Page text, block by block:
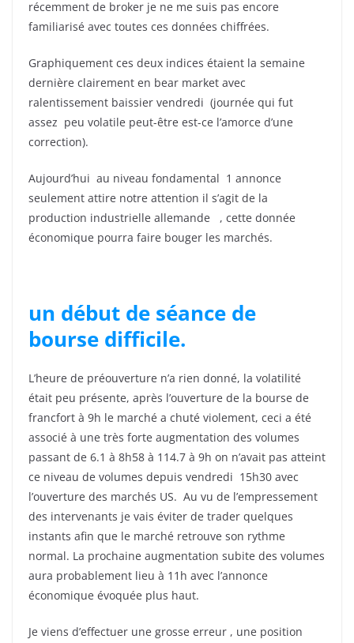
récemment de broker je ne me suis pas encore
familiarisé avec toutes ces données chiffrées.
Graphiquement ces deux indices étaient la semaine
dernière clairement en bear market avec
ralentissement baissier vendredi (journée qui fut
assez peu volatile peut-être est-ce l’amorce d’une
correction).
Aujourd’hui au niveau fondamental 1 annonce
seulement attire notre attention il s’agit de la
production industrielle allemande , cette donnée
économique pourra faire bouger les marchés.
un début de séance de
bourse difficile.
L’heure de préouverture n’a rien donné, la volatilité
était peu présente, après l’ouverture de la bourse de
francfort à 9h le marché a chuté violement, ceci a été
associé à une très forte augmentation des volumes
passant de 6.1 à 8h58 à 114.7 à 9h on n’avait pas atteint
ce niveau de volumes depuis vendredi 15h30 avec
l’ouverture des marchés US. Au vu de l’empressement
des intervenants je vais éviter de trader quelques
instants afin que le marché retrouve son rythme
normal. La prochaine augmentation subite des volumes
aura probablement lieu à 11h avec l’annonce
économique évoquée plus haut.
Je viens d’effectuer une grosse erreur , une position